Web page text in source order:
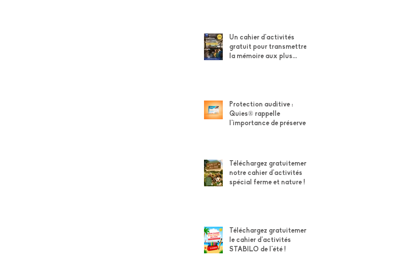
Un cahier d'activités
gratuit pour transmettre
la mémoire aux plus
Protection auditive :
Quies® rappelle
l'importance de préserver
Téléchargez gratuitement
notre cahier d'activités
spécial ferme et nature !
Téléchargez gratuitement
le cahier d'activités
STABILO de l'été !